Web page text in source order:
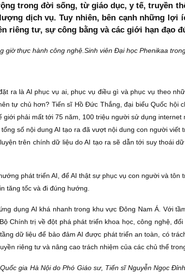
trong đời sống, từ giáo dục, y tế, truyền
dịch vụ. Tuy nhiên, bên cạnh những lợi
riêng tư, sự công bằng và các giới hạn đạo
Sinh viên Đại học Phenikaa
ra là AI phục vụ ai, phục vụ điều gì và phục vụ theo
tự chủ hơn? Tiến sĩ Hồ Đức Thắng, đại biểu Quốc hội
phải mất tới 75 năm, 100 triệu người sử dụng
số nội dung AI tạo ra đã vượt nội dung con người
trên chính dữ liệu do AI tạo ra sẽ dẫn tới suy thoái
phát triển AI, để AI thật sự phục vụ con người và
tăng tốc và đi đúng hướng.
dụng AI khá nhanh trong khu vực Đông Nam Á. Với
Chính trị về đột phá phát triển khoa học, công nghệ,
dữ liệu để bảo đảm AI được phát triển an toàn, có
riêng tư và nâng cao trách nhiệm của các chủ thể
gia Hà Nội do Phó Giáo sư, Tiến sĩ Nguyễn Ngọc